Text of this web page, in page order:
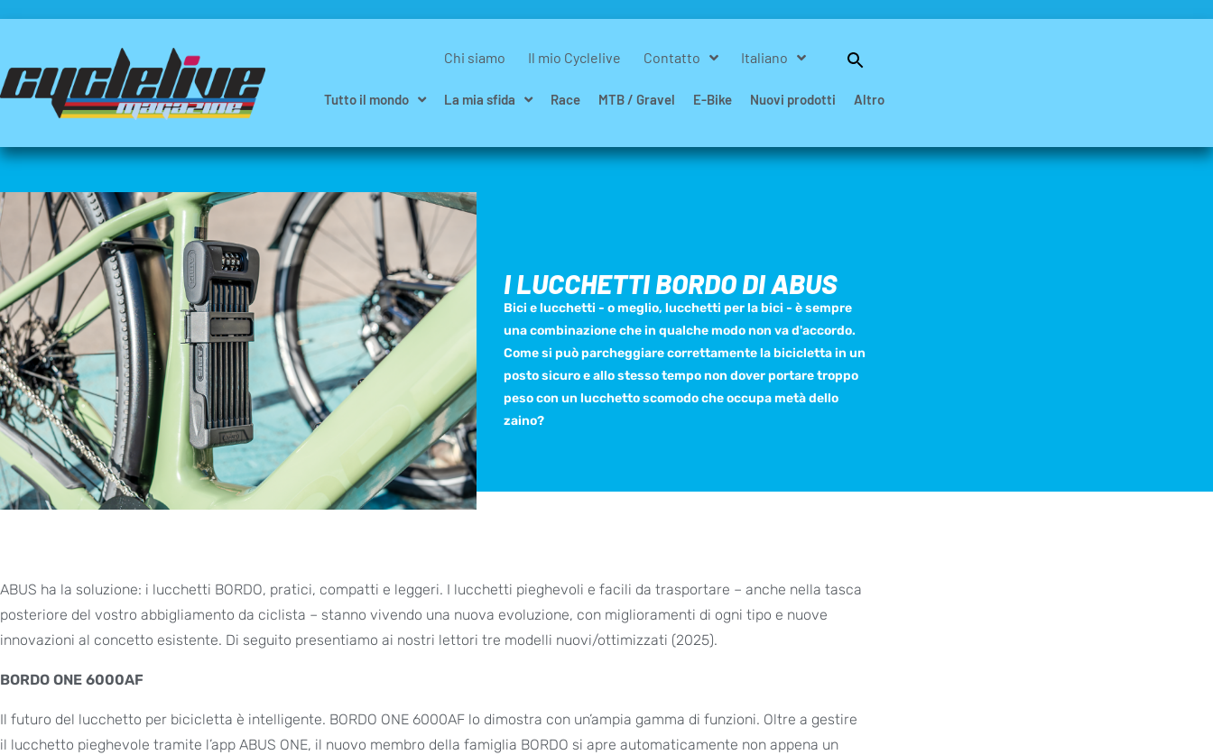
Chi siamo Il mio Cyclelive Contatto Italiano
Tutto il mondo La mia sfida Race MTB / Gravel E-Bike Nuovi prodotti Altro
I LUCCHETTI BORDO DI ABUS
Bici e lucchetti - o meglio, lucchetti per la bici - è sempre
una combinazione che in qualche modo non va d'accordo.
Come si può parcheggiare correttamente la bicicletta in un
posto sicuro e allo stesso tempo non dover portare troppo
peso con un lucchetto scomodo che occupa metà dello
zaino?
ABUS ha la soluzione: i lucchetti BORDO, pratici, compatti e leggeri. I lucchetti pieghevoli e facili da trasportare – anche nella tasca
posteriore del vostro abbigliamento da ciclista – stanno vivendo una nuova evoluzione, con miglioramenti di ogni tipo e nuove
innovazioni al concetto esistente. Di seguito presentiamo ai nostri lettori tre modelli nuovi/ottimizzati (2025).
BORDO ONE 6000AF
Il futuro del lucchetto per bicicletta è intelligente. BORDO ONE 6000AF lo dimostra con un’ampia gamma di funzioni. Oltre a gestire
il lucchetto pieghevole tramite l’app ABUS ONE, il nuovo membro della famiglia BORDO si apre automaticamente non appena un